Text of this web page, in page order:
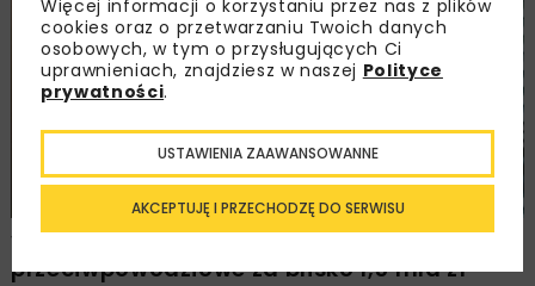
HYDROTECHNIKA WIADOMOŚCI WYDARZENIA
Wody Polskie realizują projekty
przeciwpowodziowe za blisko 1,5 mld zł
Więcej informacji o korzystaniu przez nas z plików
cookies oraz o przetwarzaniu Twoich danych
osobowych, w tym o przysługujących Ci
uprawnieniach, znajdziesz w naszej Polityce
prywatności.
AKCEPTUJĘ I PRZECHODZĘ DO SERWISU
USTAWIENIA ZAAWANSOWANNE